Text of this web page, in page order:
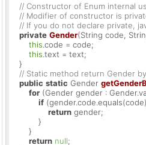
// Constructor of Enum internal
// Modifier of constructor is
// If you do not declare private,
private Gender(String code,
this .code = code;
this .text = text;
   }
// Static method return Gender
public static Gender
for (Gender gender :
if
return gender;
           }
       }
return null;